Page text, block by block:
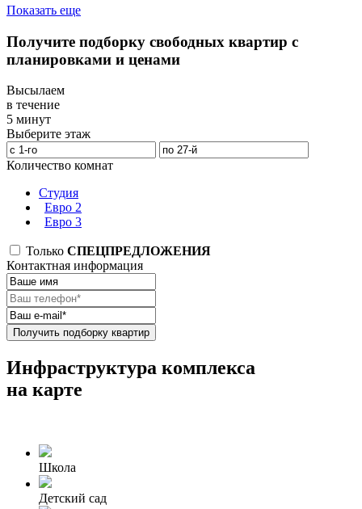
Показать еще
Получите подборку свободных квартир с
планировками и ценами
Высылаем
в течение
5 минут
Выберите этаж
Количество комнат
Студия
Евро 2
Евро 3
Только СПЕЦПРЕДЛОЖЕНИЯ
Контактная информация
Получить подборку квартир
Инфраструктура комплекса
на карте
Школа
Детский сад